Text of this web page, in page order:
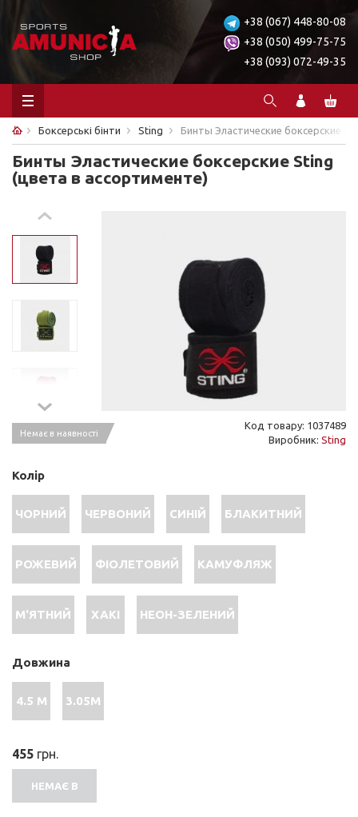
+38 (067) 448-80-08
+38 (050) 499-75-75
+38 (093) 072-49-35
Боксерські бінти Sting Бинты Эластические боксерские
Бинты Эластические боксерские Sting
(цвета в ассортименте)
Немає в наявності
Код товару: 1037489
Виробник: Sting
Колір
ЧОРНИЙ ЧЕРВОНИЙ СИНІЙ БЛАКИТНИЙ
РОЖЕВИЙ ФІОЛЕТОВИЙ КАМУФЛЯЖ
М'ЯТНИЙ ХАКІ НЕОН-ЗЕЛЕНИЙ
Довжина
4.5 М 3.05М
455 грн.
НЕМАЄ В